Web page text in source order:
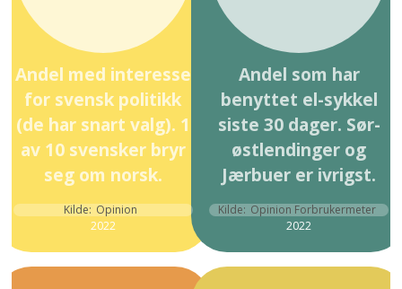
Andel med interesse
for svensk politikk
(de har snart valg). 1
av 10 svensker bryr
seg om norsk.
Kilde: Opinion
2022
Andel som har
benyttet el-sykkel
siste 30 dager. Sør-
østlendinger og
Jærbuer er ivrigst.
Kilde: Opinion Forbrukermeter
2022